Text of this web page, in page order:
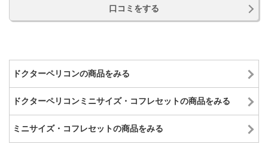
口コミをする
ドクターペリコンの商品をみる
ドクターペリコンミニサイズ・コフレセットの商品をみる
ミニサイズ・コフレセットの商品をみる